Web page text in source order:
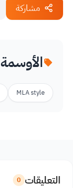
مشاركة
الأوسمة
MLA style
التعليقات 0